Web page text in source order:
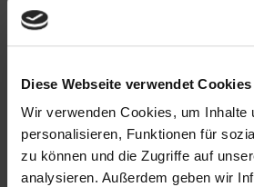
Diese Webseite verwendet Cookies
Wir verwenden Cookies, um Inhalte
personalisieren, Funktionen für
zu können und die Zugriffe auf
analysieren. Außerdem geben wir